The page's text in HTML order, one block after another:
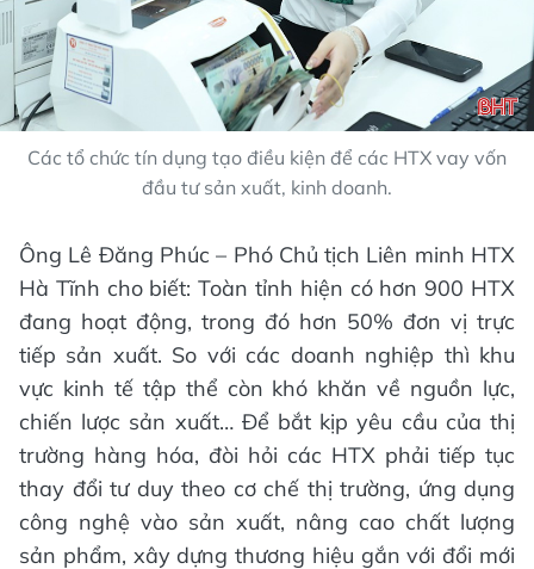
Các tổ chức tín dụng tạo điều kiện để các HTX vay vốn
đầu tư sản xuất, kinh doanh.
Ông Lê Đăng Phúc – Phó Chủ tịch Liên minh HTX
Hà Tĩnh cho biết: Toàn tỉnh hiện có hơn 900 HTX
đang hoạt động, trong đó hơn 50% đơn vị trực
tiếp sản xuất. So với các doanh nghiệp thì khu
vực kinh tế tập thể còn khó khăn về nguồn lực,
chiến lược sản xuất… Để bắt kịp yêu cầu của thị
trường hàng hóa, đòi hỏi các HTX phải tiếp tục
thay đổi tư duy theo cơ chế thị trường, ứng dụng
công nghệ vào sản xuất, nâng cao chất lượng
sản phẩm, xây dựng thương hiệu gắn với đổi mới